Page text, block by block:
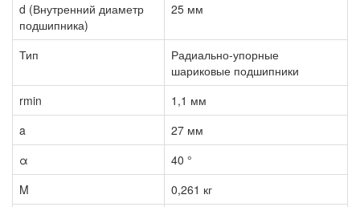
d (Внутренний диаметр
подшипника)
25 мм
Тип
Радиально-упорные
шариковые подшипники
rmin
1,1 мм
a
27 мм
α
40 °
M
0,261 кг